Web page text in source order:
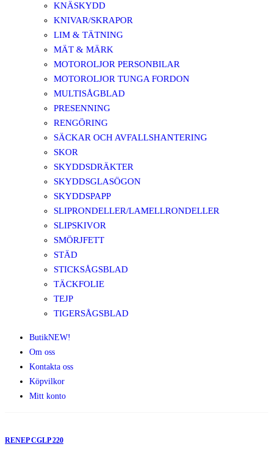
KNÄSKYDD
KNIVAR/SKRAPOR
LIM & TÄTNING
MÄT & MÄRK
MOTOROLJOR PERSONBILAR
MOTOROLJOR TUNGA FORDON
MULTISÅGBLAD
PRESENNING
RENGÖRING
SÄCKAR OCH AVFALLSHANTERING
SKOR
SKYDDSDRÄKTER
SKYDDSGLASÖGON
SKYDDSPAPP
SLIPRONDELLER/LAMELLRONDELLER
SLIPSKIVOR
SMÖRJFETT
STÄD
STICKSÅGSBLAD
TÄCKFOLIE
TEJP
TIGERSÅGSBLAD
ButikNEW!
Om oss
Kontakta oss
Köpvilkor
Mitt konto
RENEP CGLP 220